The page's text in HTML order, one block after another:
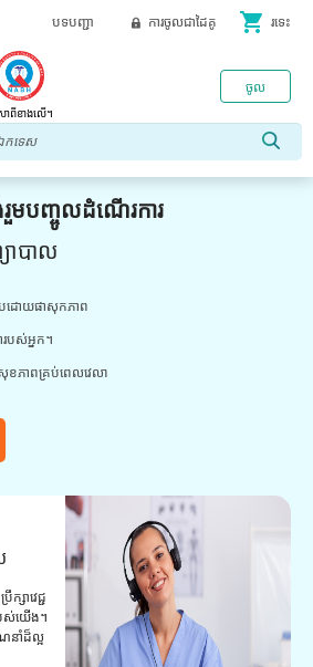
បទបញ្ជា ការចូលជាដៃគូ shopping_cart រទេះ
សាពីខាងលើ។
ចូល
មបញ្ចូលដំណើរការ
ាបាល
កបដោយផាសុកភាព
របស់អ្នក។
ខភាពគ្រប់ពេលវេលា
សាវេជ្ជ
ស់យើង។
នាំដ៏ល្អ